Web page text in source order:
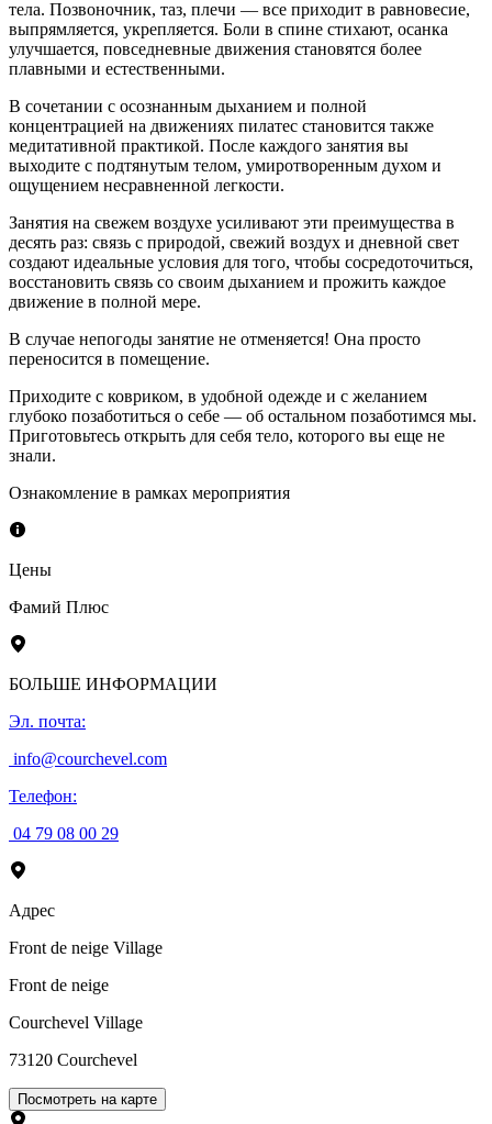
тела. Позвоночник, таз, плечи — все приходит в равновесие,
выпрямляется, укрепляется. Боли в спине стихают, осанка
улучшается, повседневные движения становятся более
плавными и естественными.
В сочетании с осознанным дыханием и полной
концентрацией на движениях пилатес становится также
медитативной практикой. После каждого занятия вы
выходите с подтянутым телом, умиротворенным духом и
ощущением несравненной легкости.
Занятия на свежем воздухе усиливают эти преимущества в
десять раз: связь с природой, свежий воздух и дневной свет
создают идеальные условия для того, чтобы сосредоточиться,
восстановить связь со своим дыханием и прожить каждое
движение в полной мере.
В случае непогоды занятие не отменяется! Она просто
переносится в помещение.
Приходите с ковриком, в удобной одежде и с желанием
глубоко позаботиться о себе — об остальном позаботимся мы.
Приготовьтесь открыть для себя тело, которого вы еще не
знали.
Ознакомление в рамках мероприятия
Цены
Фамий Плюс
БОЛЬШЕ ИНФОРМАЦИИ
Эл. почта:
info@courchevel.com
Телефон:
04 79 08 00 29
Адрес
Front de neige Village
Front de neige
Courchevel Village
73120 Courchevel
Посмотреть на карте